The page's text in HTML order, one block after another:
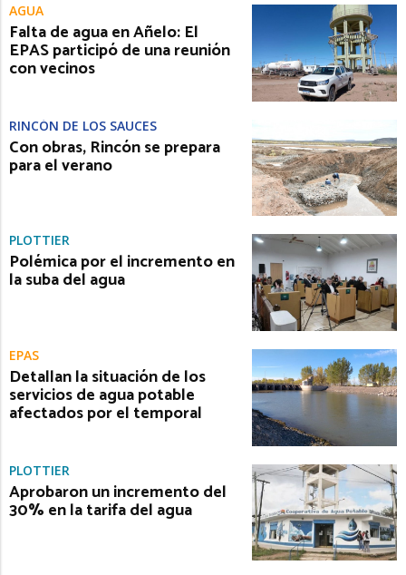
AGUA
Falta de agua en Añelo: El
EPAS participó de una reunión
con vecinos
RINCÓN DE LOS SAUCES
Con obras, Rincón se prepara
para el verano
PLOTTIER
Polémica por el incremento en
la suba del agua
EPAS
Detallan la situación de los
servicios de agua potable
afectados por el temporal
PLOTTIER
Aprobaron un incremento del
30% en la tarifa del agua